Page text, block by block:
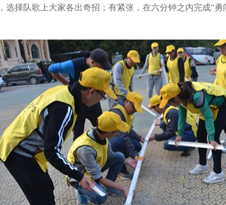
选择队歌上大家各出奇招；有紧张，在六分钟之内完成“